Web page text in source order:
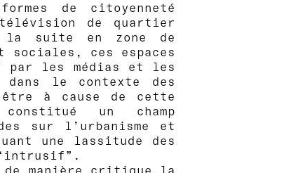
de citoyenneté
télévision de quartier
la suite en zone de
sociales, ces espaces
par les médias et les
dans le contexte des
être à cause de cette
un champ
sur l’urbanisme et
une lassitude des
de manière critique la